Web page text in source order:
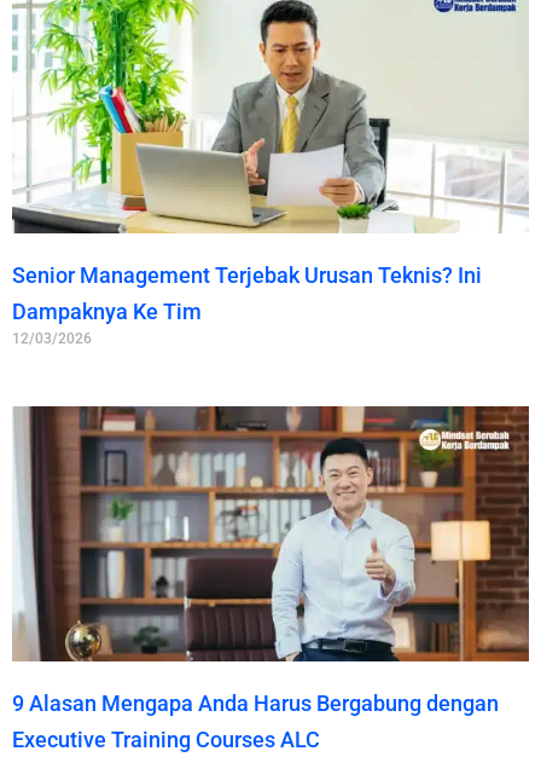
Senior Management Terjebak Urusan Teknis? Ini
Dampaknya Ke Tim
12/03/2026
9 Alasan Mengapa Anda Harus Bergabung dengan
Executive Training Courses ALC